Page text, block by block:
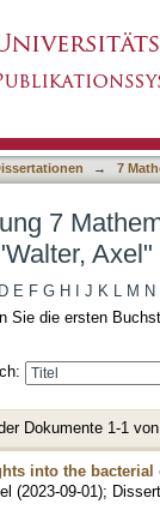
→ 7
7
Axel"
D E F G H J K L M N
Sie die ersten
Dokumente 1-1 von
into the
(2023-09-01);